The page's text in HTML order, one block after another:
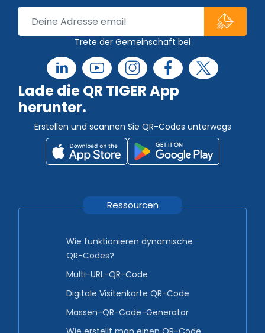
Trete der Gemeinschaft bei
Lade die QR TIGER App
herunter.
Erstellen und scannen Sie QR-Codes unterwegs
Ressourcen
Wie funktionieren dynamische
QR-Codes?
Multi-URL-QR-Code
Digitale Visitenkarte QR-Code
Massen-QR-Code-Generator